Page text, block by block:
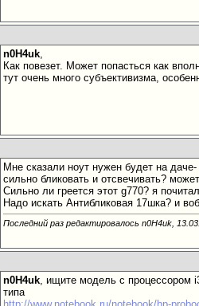
n0H4uk,
Как повезет. Может попасться как
тут очень много субъективизма,
Мне сказали ноут нужен будет на
сильно бликовать и отсвечивать?
Сильно ли греется этот g770? я
Надо искать Антибликовая 17шка? и
Последний раз редактировалось n0H4uk,
n0H4uk, ищите модель с процессором
типа